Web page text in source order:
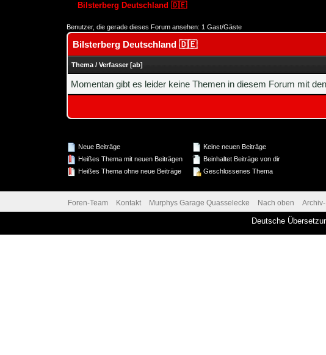
Bilsterberg Deutschland 🇩🇪
Benutzer, die gerade dieses Forum ansehen: 1 Gast/Gäste
Bilsterberg Deutschland 🇩🇪
Thema /Verfasser [ab]
Momentan gibt es leider keine Themen in diesem Forum mit
Neue Beiträge
Heißes Thema mit neuen Beiträgen
Heißes Thema ohne neue Beiträge
Keine neuen Beiträge
Beinhaltet Beiträge von dir
Geschlossenes Thema
Foren-Team Kontakt Murphys Garage Quasselecke Nach oben
Deutsche